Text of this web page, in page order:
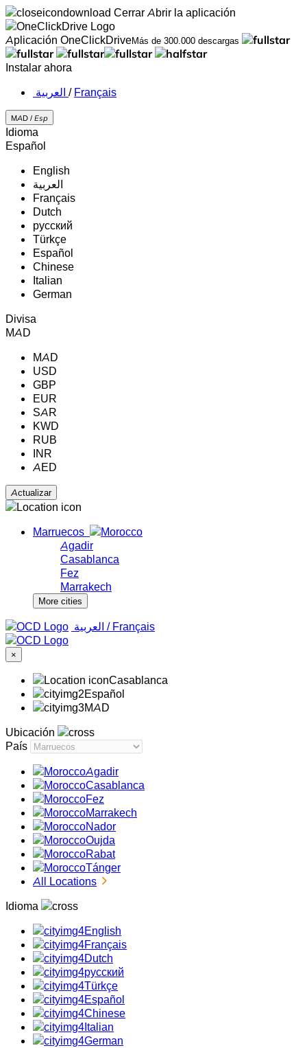
Cerrar Abrir la aplicación
Aplicación OneClickDriveMás de 300.000 descargas
Instalar ahora
‏العربية ‏ / Français
MAD / Esp
Idioma
Español
English
‏العربية‏
Français
Dutch
русский
Türkçe
Español
Chinese
Italian
German
Divisa
MAD
MAD
USD
GBP
EUR
SAR
KWD
RUB
INR
AED
Marruecos
Agadir
Casablanca
Fez
Marrakech
More cities
‏العربية ‏ / Français
×
Casablanca
Español
MAD
Ubicación
País
Agadir
Casablanca
Fez
Marrakech
Nador
Oujda
Rabat
Tánger
All Locations
Idioma
English
Français
Dutch
русский
Türkçe
Español
Chinese
Italian
German